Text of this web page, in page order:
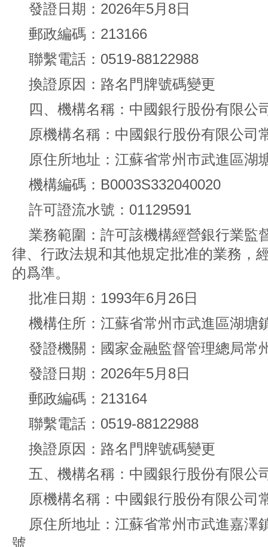
發證日期：2026年5月8日
郵政編碼：213166
聯繫電話：0519-88122988
換證原因：路名門牌號碼變更
四、機構名稱：中國銀行股份有限公
原機構名稱：中國銀行股份有限公司
原住所地址：江蘇省常州市武進區湖
機構編碼：B0003S332040020
許可證流水號：01129591
業務範圍：許可該機構經營銀行業監
律、行政法規和其他規定批准的業務，
的爲準。
批准日期：1993年6月26日
機構住所：江蘇省常州市武進區湖塘
發證機關：國家金融監督管理總局常
發證日期：2026年5月8日
郵政編碼：213164
聯繫電話：0519-88122988
換證原因：路名門牌號碼變更
五、機構名稱：中國銀行股份有限公
原機構名稱：中國銀行股份有限公司
原住所地址：江蘇省常州市武進嘉澤
號